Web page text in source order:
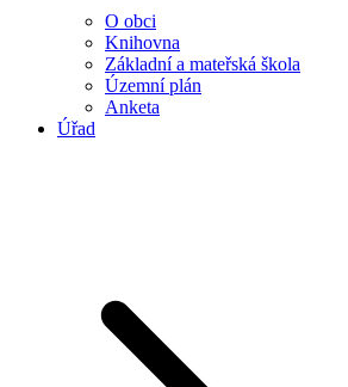
O obci
Knihovna
Základní a mateřská škola
Územní plán
Anketa
Úřad